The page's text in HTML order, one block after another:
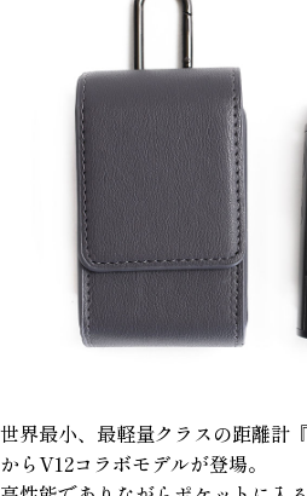
世界最小、最軽量クラスの距離計
からV12コラボモデルが登場。